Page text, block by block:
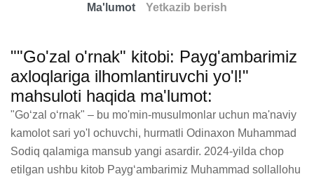
Ma'lumot Yetkazib berish
""Go'zal o'rnak" kitobi: Payg'ambarimiz
axloqlariga ilhomlantiruvchi yo'l!"
mahsuloti haqida ma'lumot:
"Go‘zal o‘rnak" – bu mo'min-musulmonlar uchun ma'naviy
kamolot sari yo'l ochuvchi, hurmatli Odinaxon Muhammad
Sodiq qalamiga mansub yangi asardir. 2024-yilda chop
etilgan ushbu kitob Payg‘ambarimiz Muhammad sollallohu